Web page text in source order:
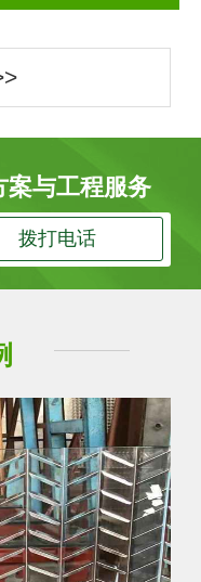
与工程服务
拨打电话